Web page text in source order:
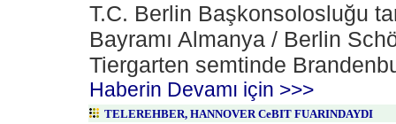
T.C. Berlin Başkonsolosluğu
Bayramı Almanya / Berlin
Tiergarten semtinde
Haberin Devamı için >>>
TELEREHBER, HANNOVER CeBIT FUARINDAYDI